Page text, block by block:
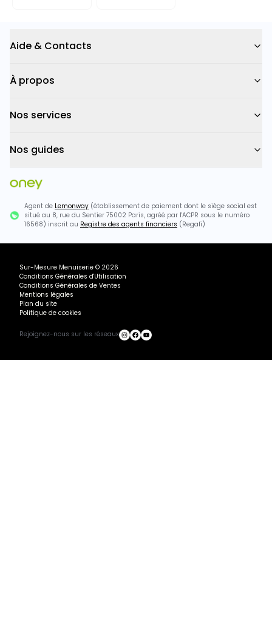
Aide & Contacts
À propos
Nos services
Nos guides
Agent de Lemonway (établissement de paiement dont le siège social est
situé au 8, rue du Sentier 75002 Paris, agréé par l'ACPR sous le numéro
16568) inscrit au Registre des agents financiers (Regafi)
Sur-Mesure Menuiserie © 2026
Conditions Générales d'Utilisation
Conditions Générales de Ventes
Mentions légales
Plan du site
Politique de cookies
Rejoignez-nous sur les réseaux